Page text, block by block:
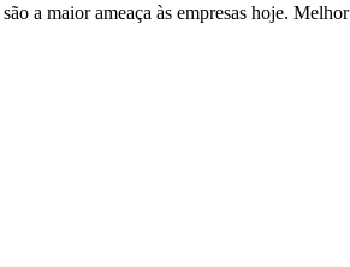
a maior ameaça às empresas hoje.